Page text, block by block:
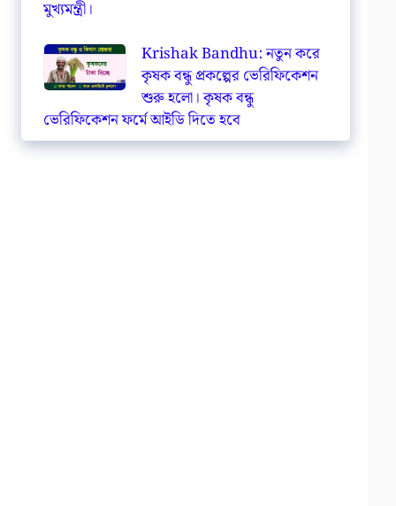
মুখ্যমন্ত্রী।
Krishak Bandhu: নতুন করে
কৃষক বন্ধু প্রকল্পের ভেরিফিকেশন
শুরু হলো। কৃষক বন্ধু
ভেরিফিকেশন ফর্মে আইডি দিতে হবে